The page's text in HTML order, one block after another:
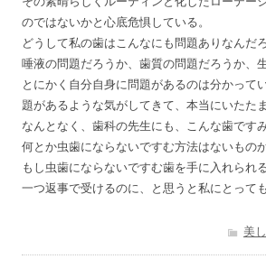
のではないかと心底危惧している。
どうして私の歯はこんなにも問題ありなんだろ
唾液の問題だろうか、歯質の問題だろうか、
とにかく自分自身に問題があるのは分かって
題があるような気がしてきて、本当にいたた
なんとなく、歯科の先生にも、こんな歯です
何とか虫歯にならないですむ方法はないもの
もし虫歯にならないですむ歯を手に入れられ
一つ返事で受けるのに、と思うと私にとって
美